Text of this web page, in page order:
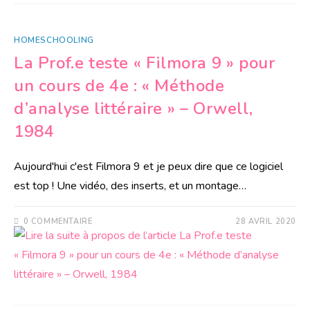
HOMESCHOOLING
La Prof.e teste « Filmora 9 » pour
un cours de 4e : « Méthode
d’analyse littéraire » – Orwell,
1984
Aujourd'hui c'est Filmora 9 et je peux dire que ce logiciel
est top ! Une vidéo, des inserts, et un montage…
0 COMMENTAIRE 28 AVRIL 2020